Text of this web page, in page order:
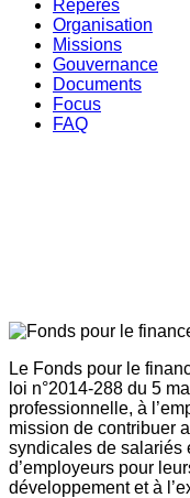
Repères
Organisation
Missions
Gouvernance
Documents
Focus
FAQ
Le Fonds pour le
loi n°2014-288 du 5
professionnelle, à
mission de contribuer
syndicales de salariés
d’employeurs pour
développement et à